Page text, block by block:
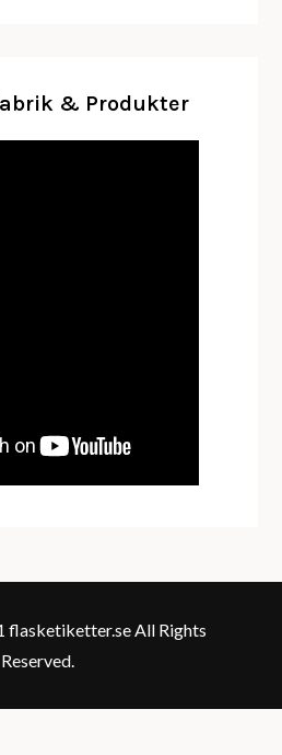
& Produkter
All Rights
Reserved.